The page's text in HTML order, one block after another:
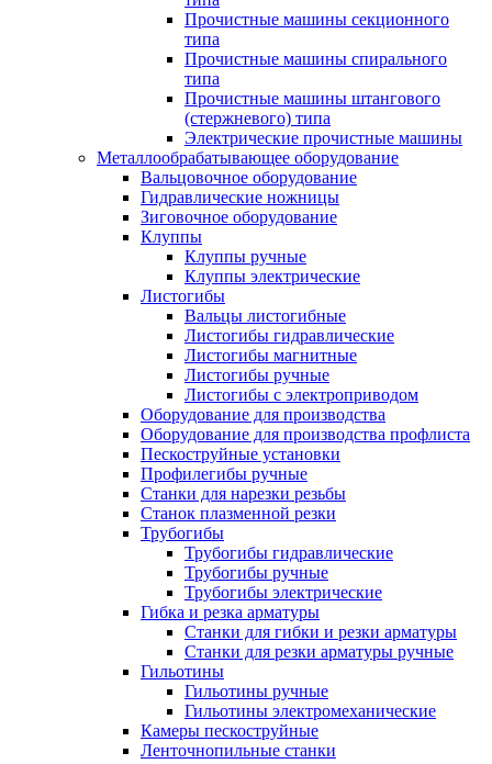
Прочистные машины секционного
типа
Прочистные машины спирального
типа
Прочистные машины штангового
(стержневого) типа
Электрические прочистные машины
Металлообрабатывающее оборудование
Вальцовочное оборудование
Гидравлические ножницы
Зиговочное оборудование
Клуппы
Клуппы ручные
Клуппы электрические
Листогибы
Вальцы листогибные
Листогибы гидравлические
Листогибы магнитные
Листогибы ручные
Листогибы с электроприводом
Оборудование для производства
Оборудование для производства профлиста
Пескоструйные установки
Профилегибы ручные
Станки для нарезки резьбы
Станок плазменной резки
Трубогибы
Трубогибы гидравлические
Трубогибы ручные
Трубогибы электрические
Гибка и резка арматуры
Станки для гибки и резки арматуры
Станки для резки арматуры ручные
Гильотины
Гильотины ручные
Гильотины электромеханические
Камеры пескоструйные
Ленточнопильные станки